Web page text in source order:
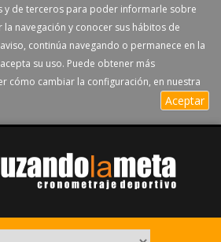
y de terceros para poder informarle sobre
navegación y conocer sus hábitos de
continúa navegando o permanece en la
su uso. Puede obtener más
cómo cambiar la configuración, en nuestra
Aceptar